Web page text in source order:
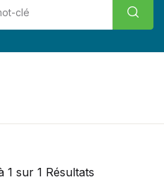
1 sur 1 Résultats